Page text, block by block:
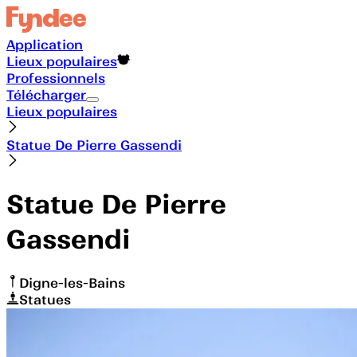
Application
Lieux populaires
Professionnels
Télécharger
Lieux populaires
Statue De Pierre Gassendi
Statue De Pierre
Gassendi
Digne-les-Bains
Statues